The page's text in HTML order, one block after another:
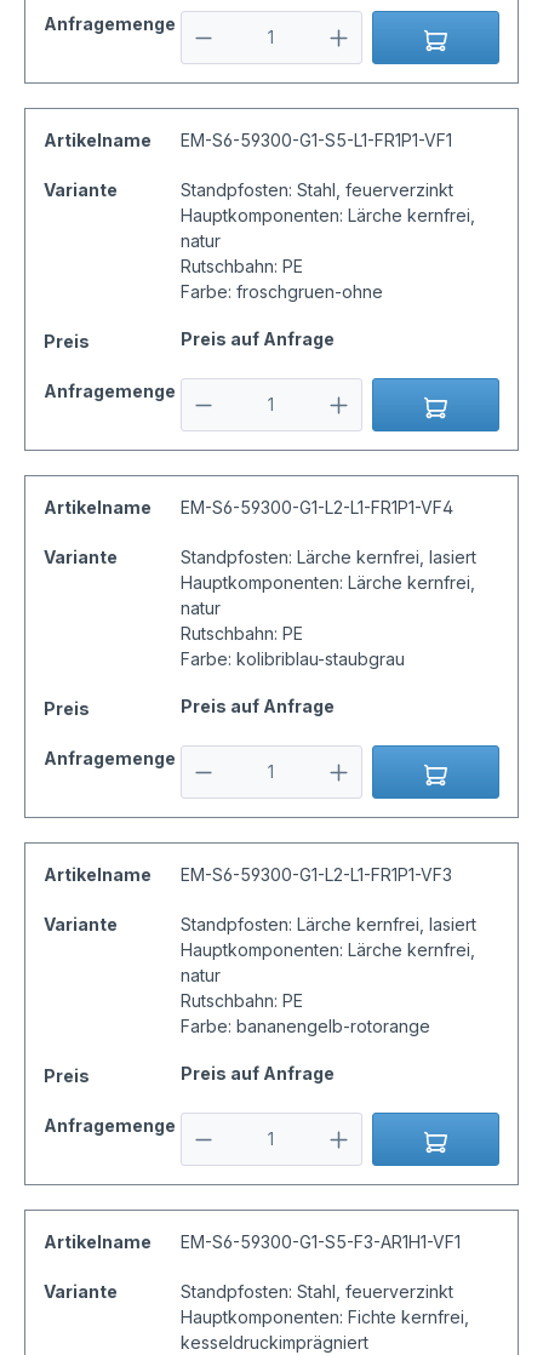
Anfragemenge
Artikelname EM-S6-59300-G1-S5-L1-FR1P1-VF1
Variante
Standpfosten: Stahl, feuerverzinkt
Hauptkomponenten: Lärche kernfrei,
natur
Rutschbahn: PE
Farbe: froschgruen-ohne
Preis Preis auf Anfrage
Anfragemenge
Artikelname EM-S6-59300-G1-L2-L1-FR1P1-VF4
Variante
Standpfosten: Lärche kernfrei, lasiert
Hauptkomponenten: Lärche kernfrei,
natur
Rutschbahn: PE
Farbe: kolibriblau-staubgrau
Preis Preis auf Anfrage
Anfragemenge
Artikelname EM-S6-59300-G1-L2-L1-FR1P1-VF3
Variante
Standpfosten: Lärche kernfrei, lasiert
Hauptkomponenten: Lärche kernfrei,
natur
Rutschbahn: PE
Farbe: bananengelb-rotorange
Preis Preis auf Anfrage
Anfragemenge
Artikelname EM-S6-59300-G1-S5-F3-AR1H1-VF1
Variante
Standpfosten: Stahl, feuerverzinkt
Hauptkomponenten: Fichte kernfrei,
kesseldruckimprägniert